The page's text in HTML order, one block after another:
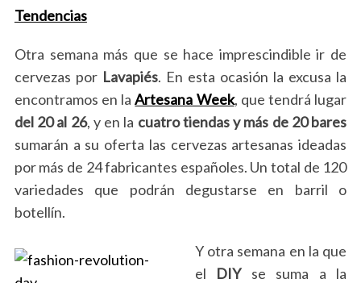
Tendencias
Otra semana más que se hace imprescindible ir de
cervezas por Lavapiés. En esta ocasión la excusa la
encontramos en laArtesana Week, que tendrá lugar
del 20 al 26, y en la cuatro tiendas y más de 20 bares
sumarán a su oferta las cervezas artesanas ideadas
por más de 24 fabricantes españoles. Un total de 120
variedades que podrán degustarse en barril o
botellín.
Y otra semana en la que
el DIYse suma a la